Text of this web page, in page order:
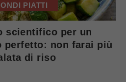
PIATTI
scientifico per un
perfetto: non farai più
di riso